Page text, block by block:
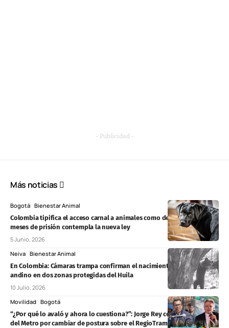
- Publicidad -
Más noticias
Bogotá Bienestar Animal
Colombia tipifica el acceso carnal a animales como delito: hasta 55
meses de prisión contempla la nueva ley
5 Junio, 2026
Neiva Bienestar Animal
En Colombia: Cámaras trampa confirman el nacimiento de crías de oso
andino en dos zonas protegidas del Huila
10 Julio, 2026
Movilidad Bogotá
“¿Por qué lo avaló y ahora lo cuestiona?”: Jorge Rey contra el gerente
del Metro por cambiar de postura sobre el RegioTram